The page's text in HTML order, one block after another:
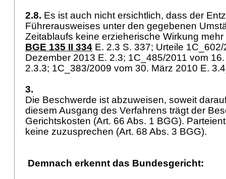
2.8. Es ist auch nicht ersichtlich, dass der
Führerausweises unter den gegebenen
Zeitablaufs keine erzieherische Wirkung
BGE 135 II 334 E. 2.3 S. 337; Urteile
Dezember 2013 E. 2.3; 1C_485/2011 vom
2.3.3; 1C_383/2009 vom 30. März 2010 E.
3.
Die Beschwerde ist abzuweisen, soweit
diesem Ausgang des Verfahrens trägt der
Gerichtskosten (Art. 66 Abs. 1 BGG).
keine zuzusprechen (Art. 68 Abs. 3 BGG).
Demnach erkennt das Bundesgericht: